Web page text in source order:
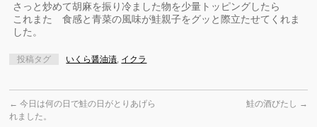
さっと炒めて胡麻を振り冷ました物を少量トッピングしたら
これまた 食感と青菜の風味が鮭親子をグッと際立たせてくれま
した。
投稿タグ いくら醤油漬, イクラ
← 今日は何の日で鮭の日がとりあげら
れました。
鮭の酒びたし →